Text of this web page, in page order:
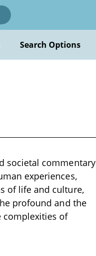
Search Options
societal commentary
experiences,
of life and culture,
profound and the
complexities of